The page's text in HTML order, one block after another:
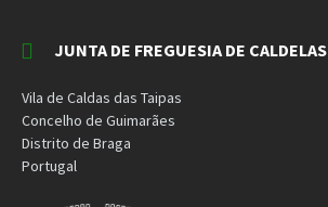
JUNTA DE FREGUESIA DE CALDELAS
Vila de Caldas das Taipas
Concelho de Guimarães
Distrito de Braga
Portugal